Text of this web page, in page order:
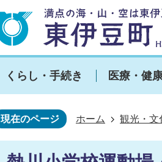
くらし・手続き 医療・健
現在のページ ホーム 観光・文